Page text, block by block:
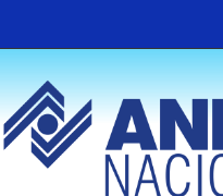
ANFIP